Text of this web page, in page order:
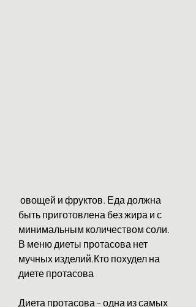
быть приготовлена без жира и с
минимальным количеством соли.
В меню диеты протасова нет
мучных изделий,Кто похудел на
диете протасова
Диета протасова – одна из самых